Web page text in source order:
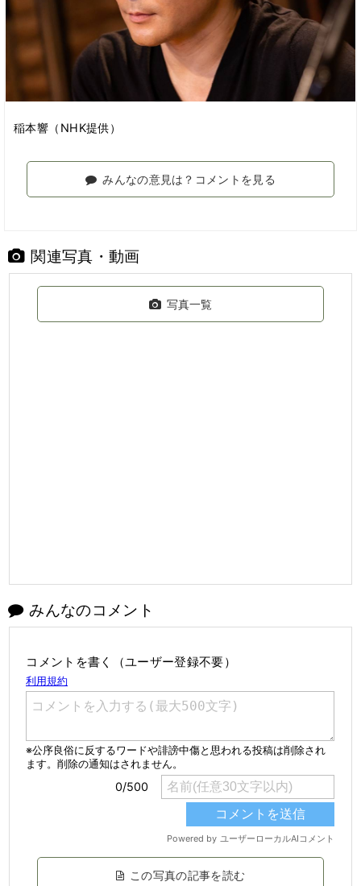
稲本響（NHK提供）
みんなの意見は？コメントを見る
関連写真・動画
写真一覧
みんなのコメント
コメントを書く（ユーザー登録不要）
この写真の記事を読む